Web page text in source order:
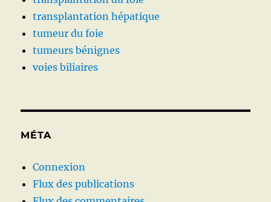
transplantation hépatique
tumeur du foie
tumeurs bénignes
voies biliaires
MÉTA
Connexion
Flux des publications